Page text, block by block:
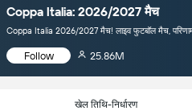
Coppa Italia: 2026/2027 मैच
Coppa Italia 2026/2027 मैच! लाइव फुटबॉल मैच,
Follow 25.86M
खेल तिथि-निर्धारण